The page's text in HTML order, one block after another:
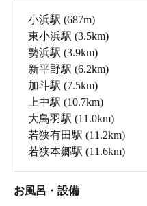
小浜駅 (687m)
東小浜駅 (3.5km)
勢浜駅 (3.9km)
新平野駅 (6.2km)
加斗駅 (7.5km)
上中駅 (10.7km)
大鳥羽駅 (11.0km)
若狭有田駅 (11.2km)
若狭本郷駅 (11.6km)
お風呂・設備